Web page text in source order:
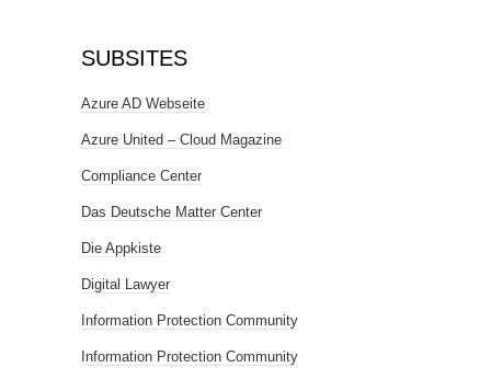
SUBSITES
Azure AD Webseite
Azure United – Cloud Magazine
Compliance Center
Das Deutsche Matter Center
Die Appkiste
Digital Lawyer
Information Protection Community
Information Protection Community